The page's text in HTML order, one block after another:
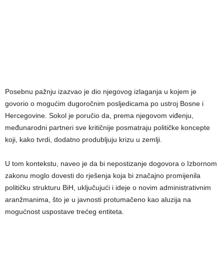
Posebnu pažnju izazvao je dio njegovog izlaganja u kojem je
govorio o mogućim dugoročnim posljedicama po ustroj Bosne i
Hercegovine. Sokol je poručio da, prema njegovom viđenju,
međunarodni partneri sve kritičnije posmatraju političke koncepte
koji, kako tvrdi, dodatno produbljuju krizu u zemlji.
U tom kontekstu, naveo je da bi nepostizanje dogovora o Izbornom
zakonu moglo dovesti do rješenja koja bi značajno promijenila
političku strukturu BiH, uključujući i ideje o novim administrativnim
aranžmanima, što je u javnosti protumačeno kao aluzija na
mogućnost uspostave trećeg entiteta.